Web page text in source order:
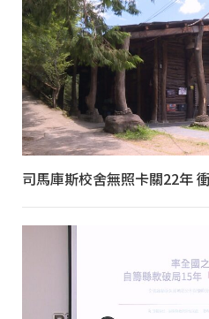
司馬庫斯校舍無照卡關22年